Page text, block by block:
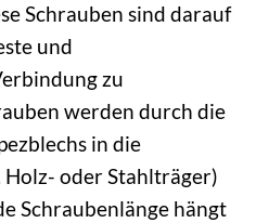
Schrauben sind darauf
und
zu
werden durch die
in die
oder Stahlträger)
Schraubenlänge hängt